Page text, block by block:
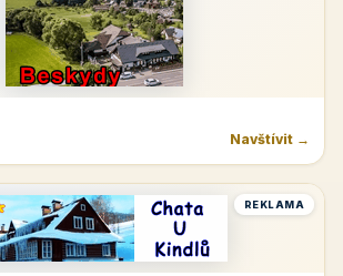
Navštívit →
REKLAMA